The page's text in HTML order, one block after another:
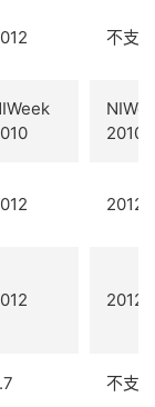
不支持
2010
2012
2012
不支持